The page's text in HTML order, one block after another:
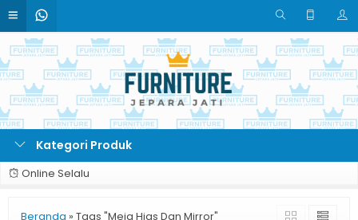
Kategori Produk
Online Selalu
Beranda » Tags "Meja Hias Dan Mirror"